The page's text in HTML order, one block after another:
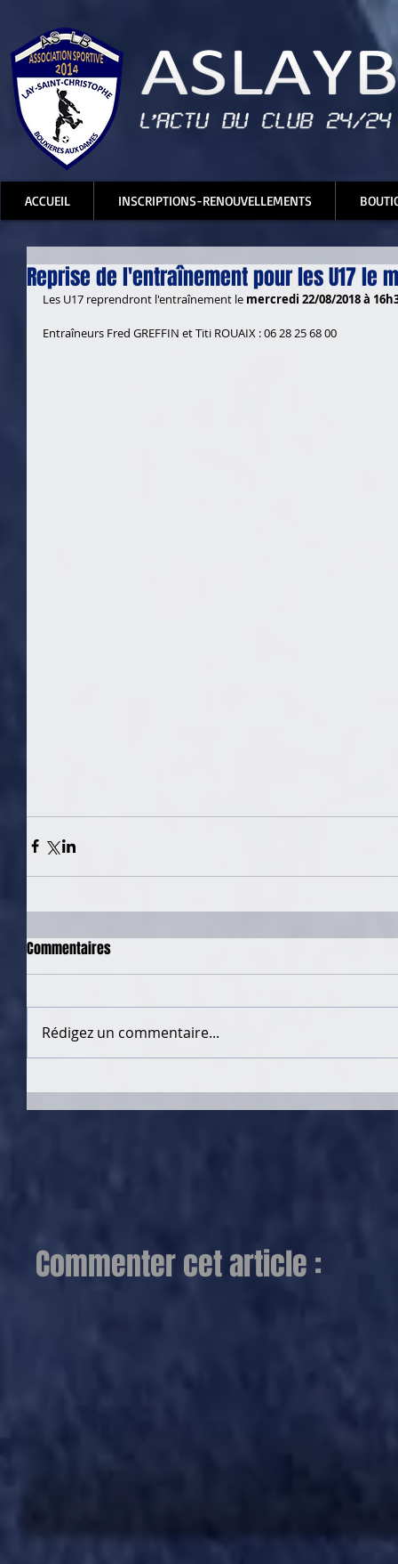
ACCUEIL INSCRIPTIONS-RENOUVELLEMENTS
Reprise de l'entraînement pour les U17 le
Les U17 reprendront l'entraînement le mercredi 22/08/2018 à
Entraîneurs Fred GREFFIN et Titi ROUAIX : 06 28 25 68 00
Commentaires
Rédigez un commentaire...
Commenter cet article :